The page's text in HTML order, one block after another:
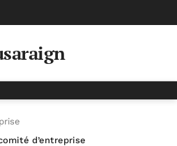
d’entreprise BPCE : quelles